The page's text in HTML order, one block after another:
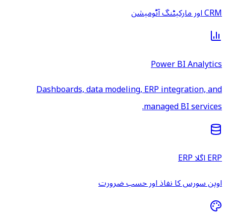
Dashboards, data
ضرورت